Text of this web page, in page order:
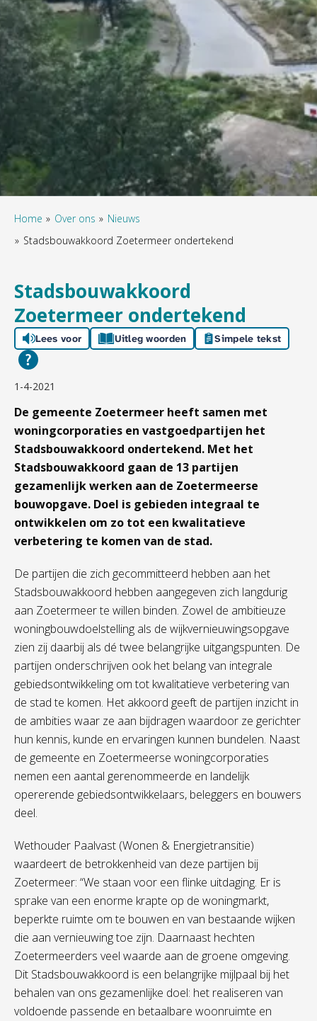
Home Over ons
Nieuws
Stadsbouwakkoord Zoetermeer ondertekend
Stadsbouwakkoord
Zoetermeer ondertekend
Lees voor Uitleg woorden Simpele tekst
1-4-2021
De gemeente Zoetermeer heeft samen met
woningcorporaties en vastgoedpartijen het
Stadsbouwakkoord ondertekend. Met het
Stadsbouwakkoord gaan de 13 partijen
gezamenlijk werken aan de Zoetermeerse
bouwopgave. Doel is gebieden integraal te
ontwikkelen om zo tot een kwalitatieve
verbetering te komen van de stad.
De partijen die zich gecommitteerd hebben aan het
Stadsbouwakkoord hebben aangegeven zich langdurig
aan Zoetermeer te willen binden. Zowel de ambitieuze
woningbouwdoelstelling als de wijkvernieuwingsopgave
zien zij daarbij als dé twee belangrijke uitgangspunten. De
partijen onderschrijven ook het belang van integrale
gebiedsontwikkeling om tot kwalitatieve verbetering van
de stad te komen. Het akkoord geeft de partijen inzicht in
de ambities waar ze aan bijdragen waardoor ze gerichter
hun kennis, kunde en ervaringen kunnen bundelen. Naast
de gemeente en Zoetermeerse woningcorporaties
nemen een aantal gerenommeerde en landelijk
opererende gebiedsontwikkelaars, beleggers en bouwers
deel.
Wethouder Paalvast (Wonen & Energietransitie)
waardeert de betrokkenheid van deze partijen bij
Zoetermeer: “We staan voor een flinke uitdaging. Er is
sprake van een enorme krapte op de woningmarkt,
beperkte ruimte om te bouwen en van bestaande wijken
die aan vernieuwing toe zijn. Daarnaast hechten
Zoetermeerders veel waarde aan de groene omgeving.
Dit Stadsbouwakkoord is een belangrijke mijlpaal bij het
behalen van ons gezamenlijke doel: het realiseren van
voldoende passende en betaalbare woonruimte en